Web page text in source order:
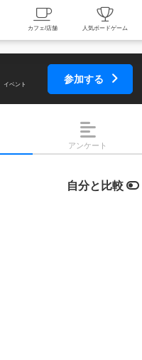
掲示板一覧 カフェ/店舗
イベント
参加する
アンケート
自分と比較